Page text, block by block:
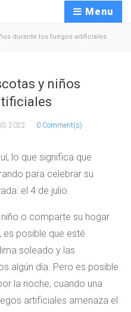
Menu
durante los fuegos artificiales
y niños
2022 0 Comment(s)
lo que significa que
para celebrar su
el 4 de julio.
o comparte su hogar
posible que esté
soleado y las
algún día. Pero es posible
la noche, cuando una
artificiales amenaza el